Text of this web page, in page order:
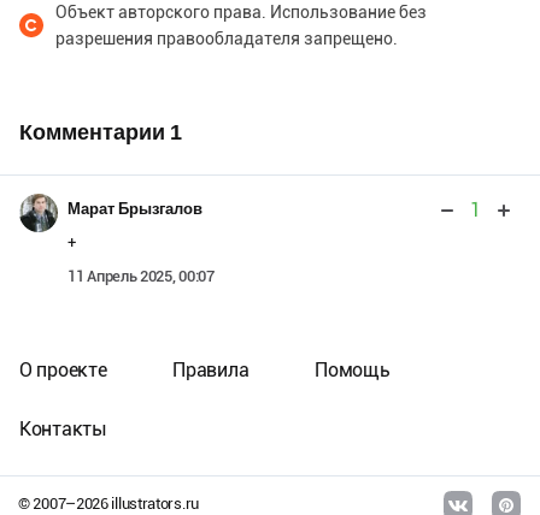
Объект авторского права. Использование без
разрешения правообладателя запрещено.
Комментарии 1
Марат Брызгалов 1
+
11 Апрель 2025, 00:07
© 2007–2026illustrators.ru
О проекте Правила Помощь
Контакты